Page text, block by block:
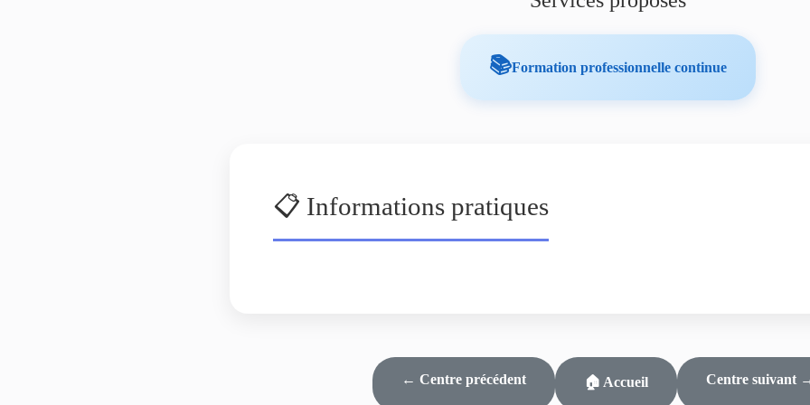
📚Formation professionnelle continue
📋 Informations pratiques
← Centre précédent 🏠 Accueil Centre suivant